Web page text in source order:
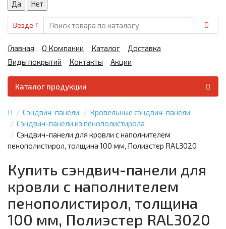
Везде
Главная О Компании Каталог
Доставка
Виды покрытий
Контакты Акции
Каталог продукции
Сэндвич-панели
Кровельные сэндвич-панели
Сэндвич-панели из пенополистирола
Сэндвич-панели для кровли с наполнителем
пенополистирол, толщина 100 мм, Полиэстер RAL3020
Купить сэндвич-панели для
кровли с наполнителем
пенополистирол, толщина
100 мм, Полиэстер RAL3020